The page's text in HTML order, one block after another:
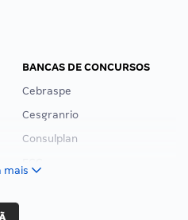
BANCAS DE CONCURSOS
Cebraspe
Cesgranrio
Consulplan
mais